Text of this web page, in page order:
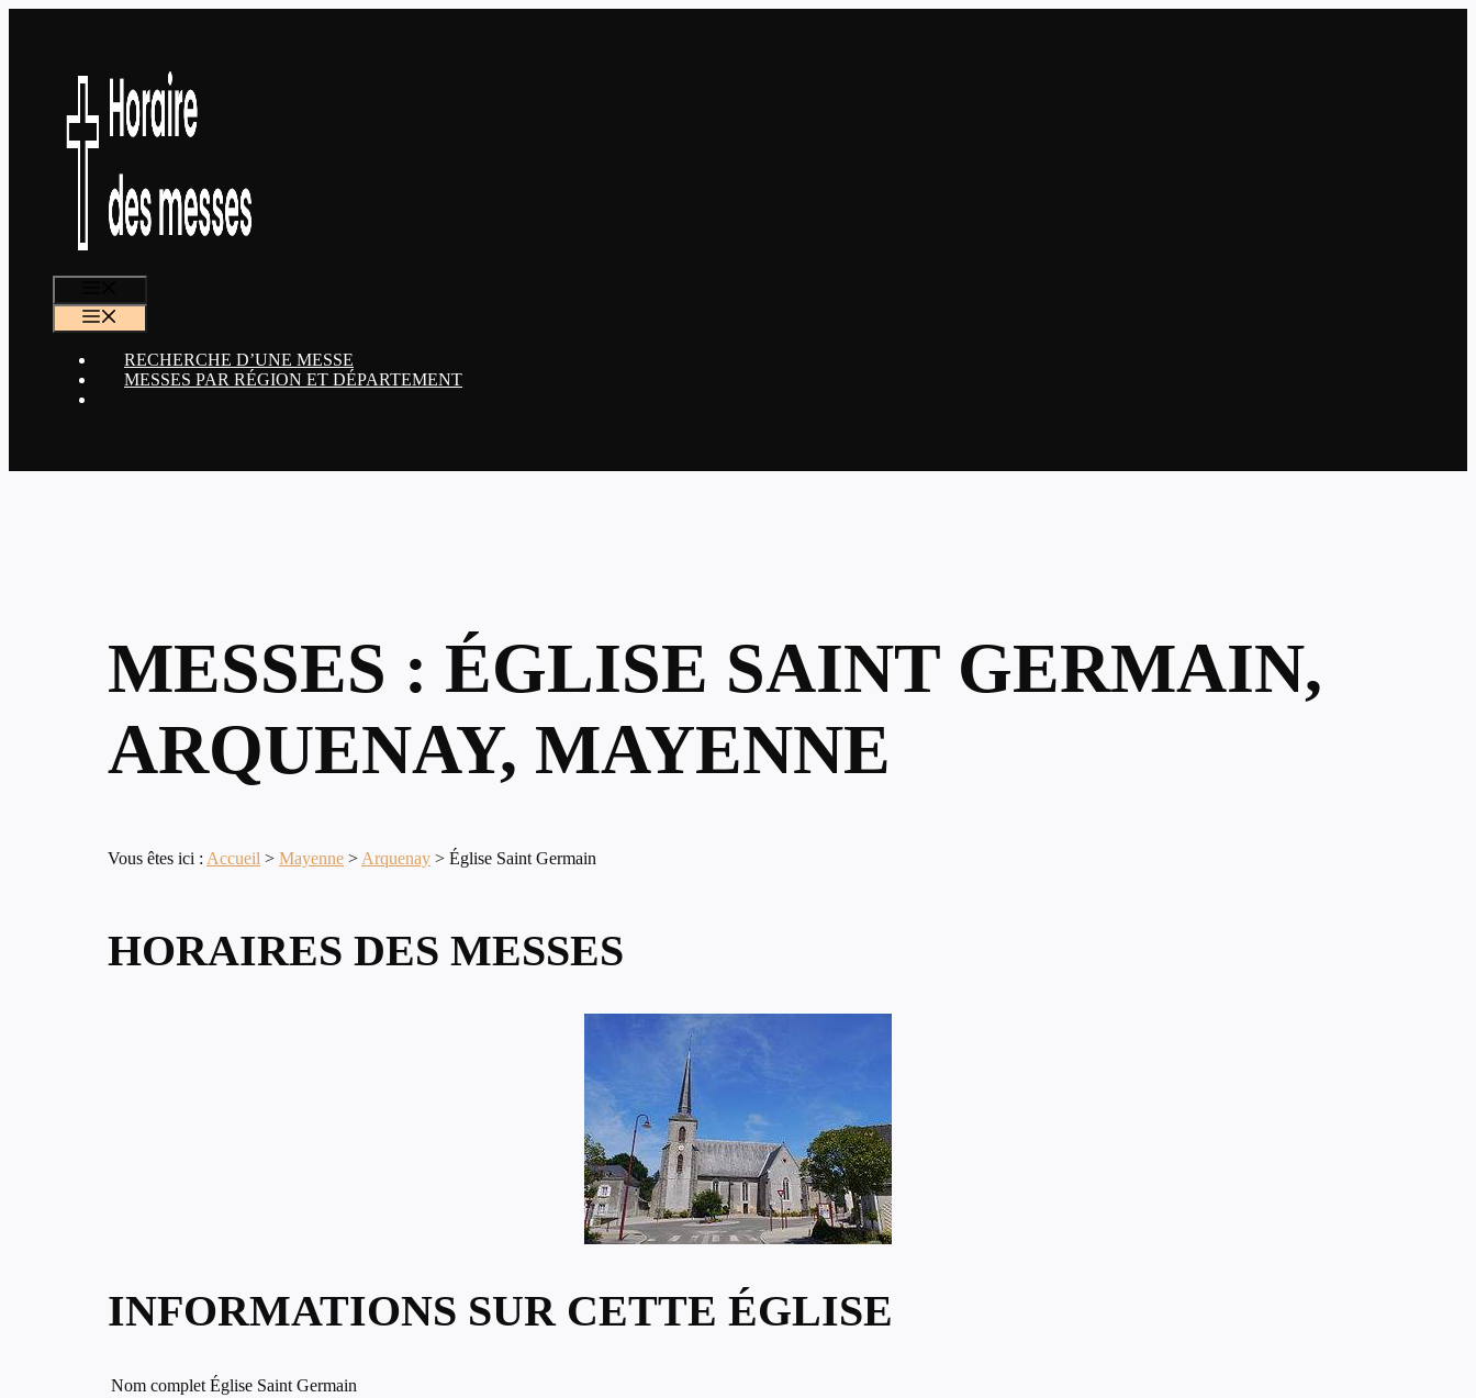
RECHERCHE D’UNE MESSE
MESSES PAR RÉGION ET DÉPARTEMENT
MESSES : ÉGLISE SAINT GERMAIN,
ARQUENAY, MAYENNE
Vous êtes ici : Accueil > Mayenne > Arquenay > Église Saint Germain
HORAIRES DES MESSES
INFORMATIONS SUR CETTE ÉGLISE
Nom complet Église Saint Germain